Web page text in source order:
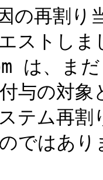
再割り
ストしま
与の対
テム再
ではあ